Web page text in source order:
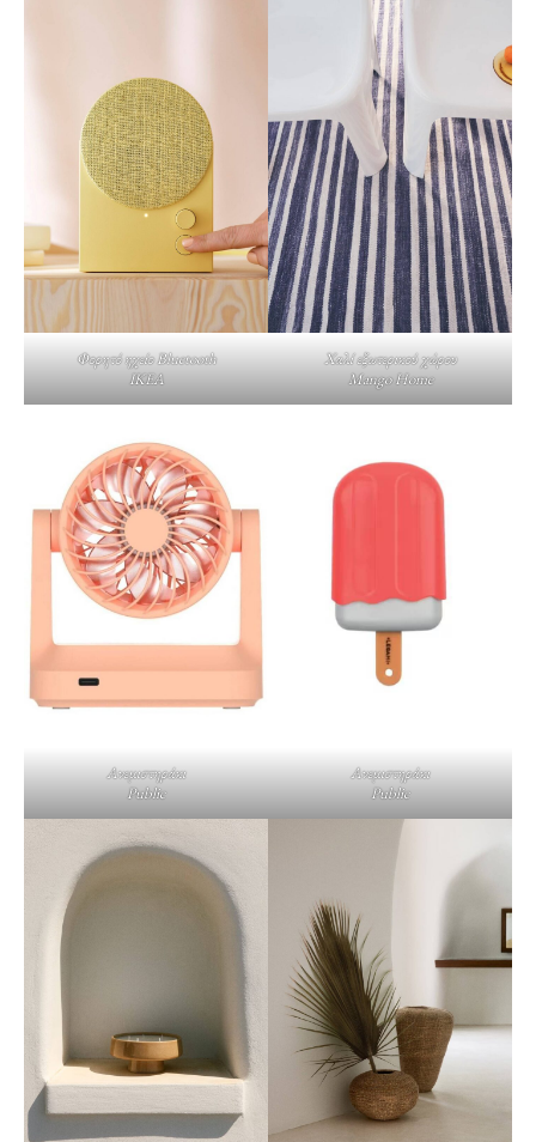
Φορητό ηχείο Bluetooth
IKEA
Χαλί εξωτερικού χώρου
Mango Home
Ανεμιστηράκι
Public
Ανεμιστηράκι
Public